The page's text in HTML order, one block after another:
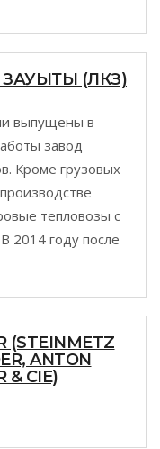
(ЛКЗ)
выпущены в
завод
Кроме грузовых
тепловозы с
2014 году после
(STEINMETZ
ANTON
& CIE)